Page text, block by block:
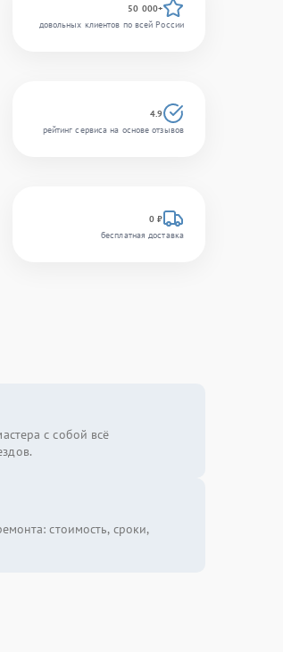
50 000+
довольных клиентов по всей России
4.9
рейтинг сервиса на основе отзывов
0 ₽
бесплатная доставка
с собой всё
стоимость, сроки,